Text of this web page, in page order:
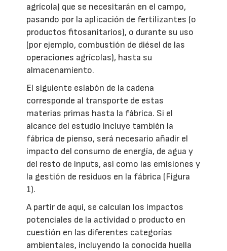
agrícola) que se necesitarán en el campo,
pasando por la aplicación de fertilizantes (o
productos fitosanitarios), o durante su uso
(por ejemplo, combustión de diésel de las
operaciones agrícolas), hasta su
almacenamiento.
El siguiente eslabón de la cadena
corresponde al transporte de estas
materias primas hasta la fábrica. Si el
alcance del estudio incluye también la
fábrica de pienso, será necesario añadir el
impacto del consumo de energía, de agua y
del resto de inputs, así como las emisiones y
la gestión de residuos en la fábrica (Figura
1).
A partir de aquí, se calculan los impactos
potenciales de la actividad o producto en
cuestión en las diferentes categorías
ambientales, incluyendo la conocida huella